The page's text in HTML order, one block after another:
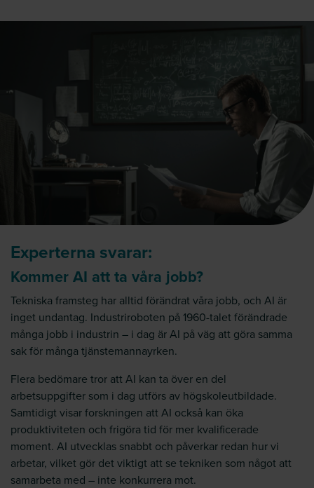
Experterna svarar:
Kommer AI attta våra jobb?
Tekniska framsteg har alltid förändrat våra jobb, och AI är
inget undantag. Industriroboten på 1960-talet förändrade
många jobb i industrin – i dag är AI på väg att göra samma
sak för många tjänstemannayrken.
Flera bedömare tror att AI kan ta över en del
arbetsuppgifter som i dag utförs av högskoleutbildade.
Samtidigt visar forskningen att AI också kan öka
produktiviteten och frigöra tid för mer kvalificerade
moment. AI utvecklas snabbt och påverkar redan hur vi
arbetar, vilket gör det viktigt att se tekniken som något att
samarbeta med – inte konkurrera mot.